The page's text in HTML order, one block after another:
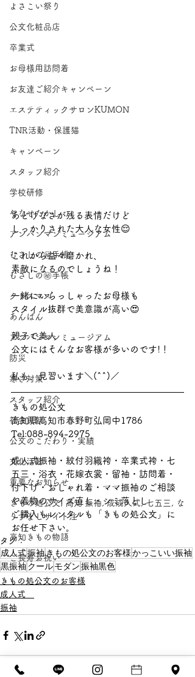
よさこい祭り
公文化粧品店
卒業式
お母様用訪問着
お友達ご紹介キャンペーン
エステティックサロンKUMON
TNR活動・保護猫
キャンペーン
スタッフ紹介
学校研修
やなせたかし
アンパンマンミュージアム
むさしの㊙手帳
むさしの㊙手帳
クリスマス
あんぱん
アンパンマンミュージアム
防災
寒さ対策
スタッフ紹介
社会貢献
公文のこだわり・実績
文化活動
重要なお知らせ
きもの処公文, 高知 振袖, 成成人式, 七五三, な
りすましサイト注
高知きもの物語
ご長寿お祝い
あどけなさが残る表情だけど
しっかりされた大人な女性😌
これから益々磨かれ、
素敵になるのでしょうね！
一緒にいらっしゃったお母様も
スタイル抜群で美意識が高い😍
親子で美人
公文にはそんなお客様が多いのです!！
私も、見習います＼(^^)／
きもの処公文
高知県高知市春野町弘岡中1786
Tel:088-894-2975
成人式振袖・紋付羽織袴・卒業式袴・七
五三・浴衣・花嫁衣裳・留袖・訪問着・
付下げ・おしゃれ着・ママ振袖のご相談
や着物のサイズ直し・シミ落とし
ご購入もレンタルも「きもの処公文」に
お任せ下さい。
タグ：
成人式振袖 きもの処公文のお客様かっこいい振袖
黒振袖 クールモダン振袖黒色
きもの処公文のお客様
成人式
振袖